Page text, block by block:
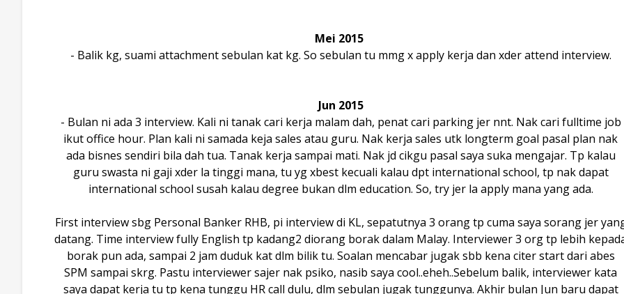
Mei 2015
- Balik kg, suami attachment sebulan kat kg. So sebulan tu mmg x apply kerja dan xder attend interview.
Jun 2015
- Bulan ni ada 3 interview. Kali ni tanak cari kerja malam dah, penat cari parking jer nnt. Nak cari fulltime job
ikut office hour. Plan kali ni samada keja sales atau guru. Nak kerja sales utk longterm goal pasal plan nak
ada bisnes sendiri bila dah tua. Tanak kerja sampai mati. Nak jd cikgu pasal saya suka mengajar. Tp kalau
guru swasta ni gaji xder la tinggi mana, tu yg xbest kecuali kalau dpt international school, tp nak dapat
international school susah kalau degree bukan dlm education. So, try jer la apply mana yang ada.
First interview sbg Personal Banker RHB, pi interview di KL, sepatutnya 3 orang tp cuma saya sorang jer
datang. Time interview fully English tp kadang2 diorang borak dalam Malay. Interviewer 3 org tp lebih
borak pun ada, sampai 2 jam duduk kat dlm bilik tu. Soalan mencabar jugak sbb kena citer start dari abes
SPM sampai skrg. Pastu interviewer sajer nak psiko, nasib saya cool..eheh..Sebelum balik, interviewer kata
saya dapat kerja tu tp kena tunggu HR call dulu, dlm sebulan jugak tunggunya. Akhir bulan Jun baru dapat